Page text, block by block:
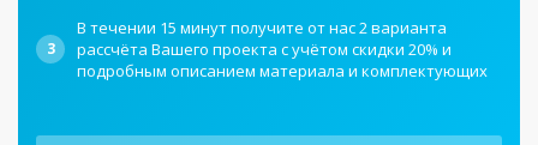
3
В течении 15 минут получите от нас 2 варианта
рассчёта Вашего проекта с учётом скидки 20% и
подробным описанием материала и комплектующих